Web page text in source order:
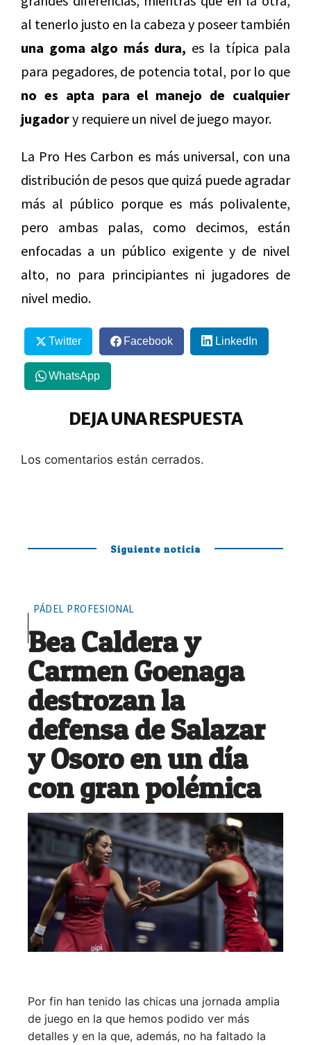
al tenerlo justo en la cabeza y poseer también
una goma algo más dura, es la típica pala
para pegadores, de potencia total, por lo que
no es apta para el manejo de cualquier
jugadory requiere un nivel de juego mayor.
La Pro Hes Carbon es más universal, con una
distribución de pesos que quizá puede agradar
más al público porque es más polivalente,
pero ambas palas, como decimos, están
enfocadas a un público exigente y de nivel
alto, no para principiantes ni jugadores de
nivel medio.
Twitter Facebook LinkedIn
WhatsApp
DEJA UNA RESPUESTA
Los comentarios están cerrados.
Siguiente noticia
PÁDEL PROFESIONAL
Bea Caldera y
Carmen Goenaga
destrozan la
defensa de Salazar
y Osoro en un día
con gran polémica
Por fin han tenido las chicas una jornada amplia
de juego en la que hemos podido ver más
detalles y en la que, además, no ha faltado la